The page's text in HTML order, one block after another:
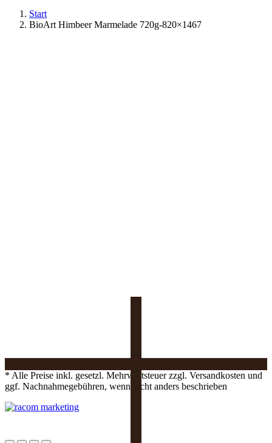
Start
BioArt Himbeer Marmelade 720g-820×1467
* Alle Preise inkl. gesetzl. Mehrwertsteuer zzgl. Versandkosten und
ggf. Nachnahmegebühren, wenn nicht anders beschrieben